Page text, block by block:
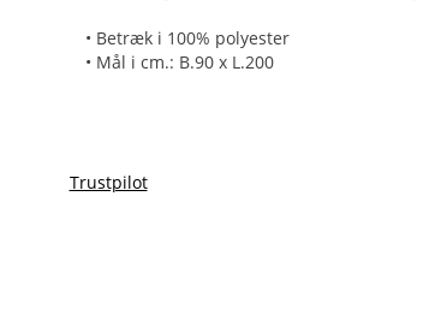
• Betræk i 100% polyester
• Mål i cm.: B.90 x L.200
Trustpilot